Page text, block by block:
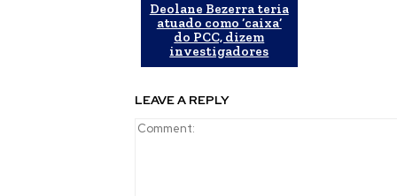
Deolane Bezerra teria
atuado como ‘caixa’
do PCC, dizem
investigadores
LEAVE A REPLY